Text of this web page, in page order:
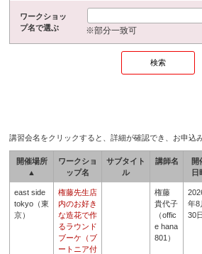
ワークショッ
プ名で選ぶ
※部分一致可
講習会名をクリックすると、詳細が確認でき、お申込
開催場所
▲
ワークショ
ップ名
サブタイト
ル
講師名
開
日
east side
tokyo（東
京）
権藤先生店
内のお好き
な造花で作
るラウンド
ブーケ（ブ
ートニア付
権藤
貴代子
（offic
e hana
801）
年8
30日